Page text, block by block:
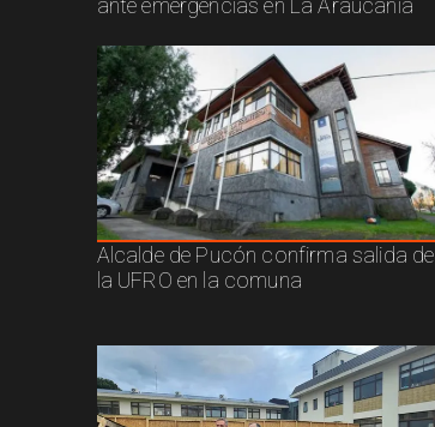
ante emergencias en La Araucanía
Alcalde de Pucón confirma salida de
la UFRO en la comuna